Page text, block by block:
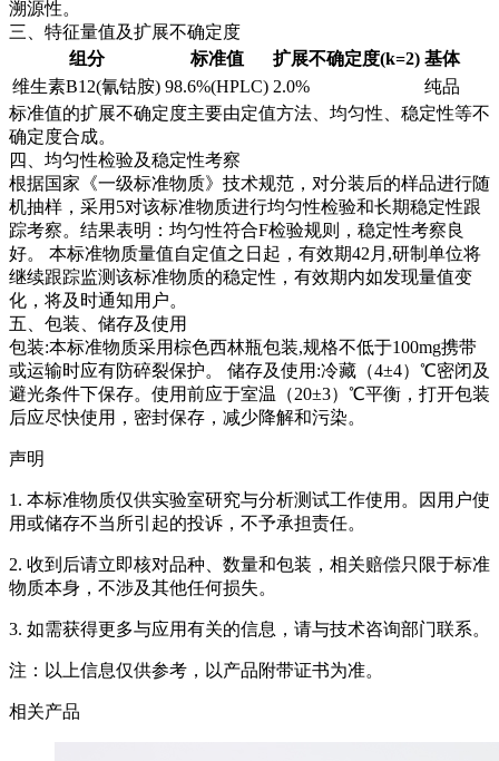
溯源性。
三、特征量值及扩展不确定度
组分
标准值 扩展不确定度(k=2) 基体
维生素B12(氰钴胺) 98.6%(HPLC) 2.0%
纯品
标准值的扩展不确定度主要由定值方法、均匀性、稳定性等不
确定度合成。
四、均匀性检验及稳定性考察
根据国家《一级标准物质》技术规范，对分装后的样品进行随
机抽样，采用5对该标准物质进行均匀性检验和长期稳定性跟
踪考察。结果表明：均匀性符合F检验规则，稳定性考察良
好。 本标准物质量值自定值之日起，有效期42月,研制单位将
继续跟踪监测该标准物质的稳定性，有效期内如发现量值变
化，将及时通知用户。
五、包装、储存及使用
包装:本标准物质采用棕色西林瓶包装,规格不低于100mg携带
或运输时应有防碎裂保护。 储存及使用:冷藏（4±4）℃密闭及
避光条件下保存。使用前应于室温（20±3）℃平衡，打开包装
后应尽快使用，密封保存，减少降解和污染。
声明
1. 本标准物质仅供实验室研究与分析测试工作使用。因用户使
用或储存不当所引起的投诉，不予承担责任。
2. 收到后请立即核对品种、数量和包装，相关赔偿只限于标准
物质本身，不涉及其他任何损失。
3. 如需获得更多与应用有关的信息，请与技术咨询部门联系。
注：以上信息仅供参考，以产品附带证书为准。
相关产品